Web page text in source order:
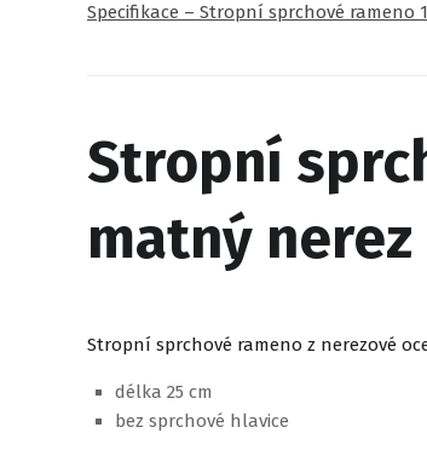
Specifikace – Stropní sprchové rameno
Stropní
matný nerez
Stropní sprchové rameno z nerezové
délka 25 cm
bez sprchové hlavice